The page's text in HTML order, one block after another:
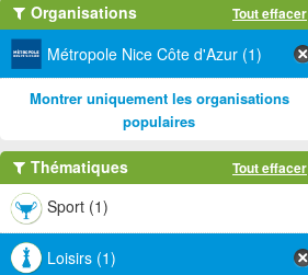
Organisations Tout effacer
Métropole Nice Côte d'Azur (1)
Montrer uniquement les organisations
populaires
Thématiques Tout effacer
Sport (1)
Loisirs (1)